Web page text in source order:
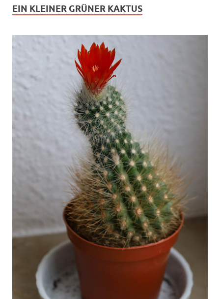
EIN KLEINER GRÜNER KAKTUS